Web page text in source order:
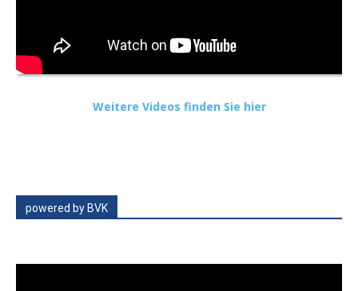
Weitere Videos finden Sie hier
powered by BVK